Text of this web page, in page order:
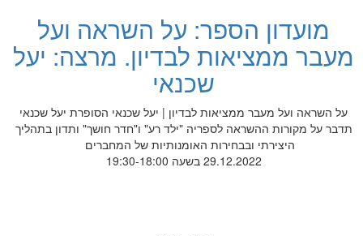
מועדון הספר: על השראה ועל
מעבר ממציאות לבדיון. מרצה: יעל
שכנאי
על השראה ועל מעבר ממציאות לבדיון | יעל שכנאי הסופרת יעל שכנאי
תדבר על מקורות ההשראה לספריה "ילד רע" ו"חדר חושך" ותדון בתהליך
היצירתי ובבחירות האומנותיות של המחברים
29.12.2022 בשעה 19:30-18:00